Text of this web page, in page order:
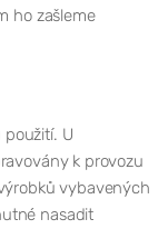
ho zašleme
U
k provozu
vybavených
nasadit